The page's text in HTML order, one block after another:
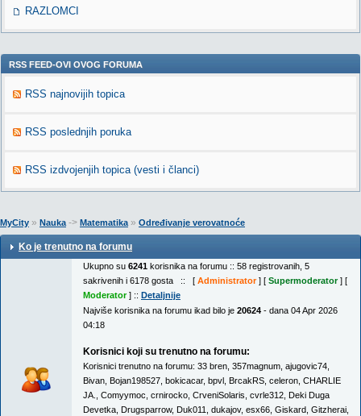
RAZLOMCI
RSS FEED-OVI OVOG FORUMA
RSS najnovijih topica
RSS poslednjih poruka
RSS izdvojenjih topica (vesti i članci)
MyCity » Nauka-> Matematika» Određivanje verovatnoće
Ko je trenutno na forumu
Ukupno su 6241 korisnika na forumu :: 58 registrovanih, 5
sakrivenih i 6178 gosta :: [ Administrator] [ Supermoderator] [
Moderator] :: Detaljnije
Najviše korisnika na forumu ikad bilo je 20624 - dana 04 Apr 2026
04:18
Korisnici koji su trenutno na forumu:
Korisnici trenutno na forumu: 33 bren 357magnum ajugovic74
Bivan Bojan198527 bokicacar, bpvl BrcakRS celeron CHARLIE
JA.
Comyymoc crnirocko CrveniSolaris cvrle312 Deki Duga
Devetka Drugsparrow, Duk011 dukajov, esx66 Giskard Gitzherai